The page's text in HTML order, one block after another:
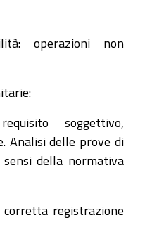
operazioni non
soggettivo,
Analisi delle prove di
sensi della normativa
corretta registrazione